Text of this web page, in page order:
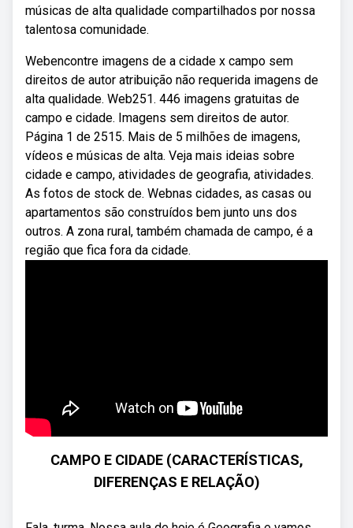
músicas de alta qualidade compartilhados por nossa
talentosa comunidade.
Webencontre imagens de a cidade x campo sem
direitos de autor atribuição não requerida imagens de
alta qualidade. Web251. 446 imagens gratuitas de
campo e cidade. Imagens sem direitos de autor.
Página 1 de 2515. Mais de 5 milhões de imagens,
vídeos e músicas de alta. Veja mais ideias sobre
cidade e campo, atividades de geografia, atividades.
As fotos de stock de. Webnas cidades, as casas ou
apartamentos são construídos bem junto uns dos
outros. A zona rural, também chamada de campo, é a
região que fica fora da cidade.
CAMPO E CIDADE (CARACTERÍSTICAS,
DIFERENÇAS E RELAÇÃO)